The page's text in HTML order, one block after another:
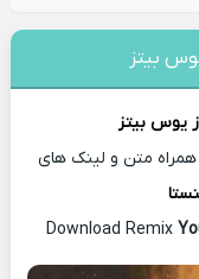
بیتز
یوس بیتز
همراه متن و لینک های